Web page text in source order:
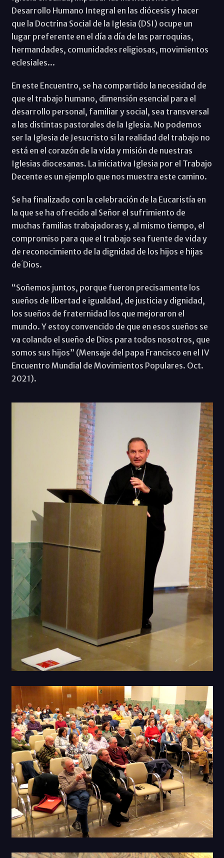
Desarrollo Humano Integral en las diócesis y hacer
que la Doctrina Social de la Iglesia (DSI) ocupe un
lugar preferente en el día a día de las parroquias,
hermandades, comunidades religiosas, movimientos
eclesiales...
En este Encuentro, se ha compartido la necesidad de
que el trabajo humano, dimensión esencial para el
desarrollo personal, familiar y social, sea transversal
a las distintas pastorales de la Iglesia. No podemos
ser la Iglesia de Jesucristo si la realidad del trabajo no
está en el corazón de la vida y misión de nuestras
Iglesias diocesanas. La iniciativa Iglesia por el Trabajo
Decente es un ejemplo que nos muestra este camino.
Se ha finalizado con la celebración de la Eucaristía en
la que se ha ofrecido al Señor el sufrimiento de
muchas familias trabajadoras y, al mismo tiempo, el
compromiso para que el trabajo sea fuente de vida y
de reconocimiento de la dignidad de los hijos e hijas
de ́Dios.
“Soñemos juntos, porque fueron precisamente los
sueños de libertad e igualdad, de justicia y dignidad,
los sueños de fraternidad los que mejoraron el
mundo. Y estoy convencido de que en esos sueños se
va colando el sueño de Dios para todos nosotros, que
somos sus hijos” (Mensaje del papa Francisco en el IV
Encuentro Mundial de Movimientos Populares. Oct.
2021).